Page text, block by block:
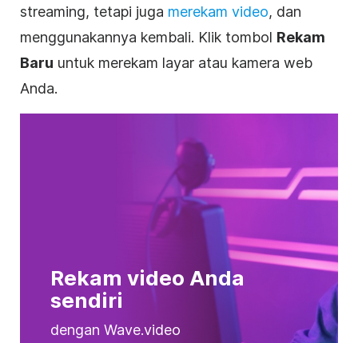
streaming, tetapi juga merekam video, dan
menggunakannya kembali. Klik tombol Rekam
Baru untuk merekam layar atau kamera web
Anda.
Rekam video Anda
sendiri
dengan Wave.video